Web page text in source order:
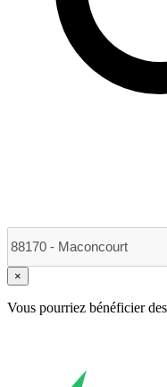
×
Vous pourriez bénéficier